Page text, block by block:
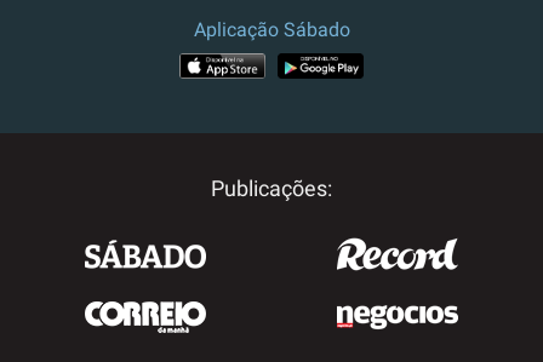
Aplicação Sábado
Publicações: